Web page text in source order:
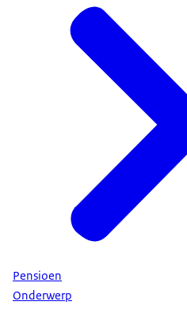
Pensioen
Onderwerp